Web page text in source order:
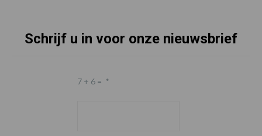
Schrijf u in voor onze nieuwsbrief
7 + 6 = *